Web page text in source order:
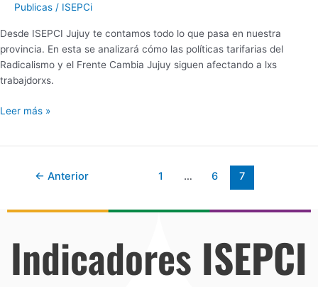
Publicas / ISEPCi
Desde ISEPCI Jujuy te contamos todo lo que pasa en nuestra
provincia. En esta se analizará cómo las políticas tarifarias del
Radicalismo y el Frente Cambia Jujuy siguen afectando a lxs
trabajdorxs.
Leer más »
← Anterior 1 … 6 7
Indicadores ISEPCI